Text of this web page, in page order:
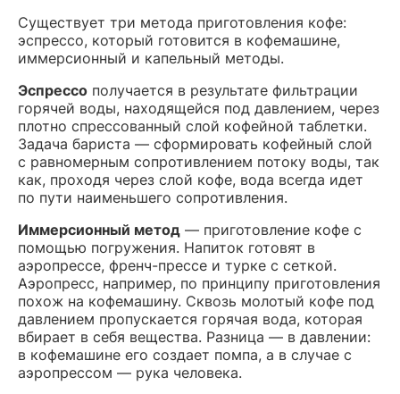
Существует три метода приготовления кофе:
эспрессо, который готовится в кофемашине,
иммерсионный и капельный методы.
Эспрессо получается в результате фильтрации
горячей воды, находящейся под давлением, через
плотно спрессованный слой кофейной таблетки.
Задача бариста — сформировать кофейный слой
с равномерным сопротивлением потоку воды, так
как, проходя через слой кофе, вода всегда идет
по пути наименьшего сопротивления.
Иммерсионный метод — приготовление кофе с
помощью погружения. Напиток готовят в
аэропрессе, френч-прессе и турке с сеткой.
Аэропресс, например, по принципу приготовления
похож на кофемашину. Сквозь молотый кофе под
давлением пропускается горячая вода, которая
вбирает в себя вещества. Разница — в давлении:
в кофемашине его создает помпа, а в случае с
аэропрессом — рука человека.